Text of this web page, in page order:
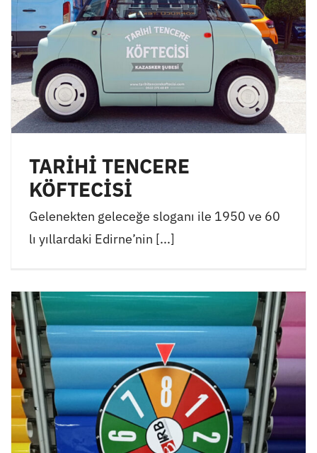
TARİHİ TENCERE
KÖFTECİSİ
Gelenekten geleceğe sloganı ile 1950 ve 60
lı yıllardaki Edirne’nin [...]